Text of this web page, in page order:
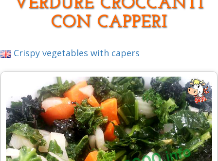
VERDURE CROCCANTI
CON CAPPERI
Crispy vegetables with capers